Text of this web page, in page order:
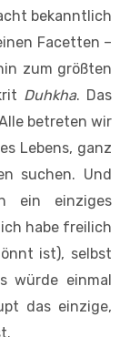
bekanntlich
Facetten –
zum größten
Duhkha. Das
betreten wir
Lebens, ganz
suchen. Und
ein einziges
habe freilich
ist), selbst
würde einmal
das einzige,